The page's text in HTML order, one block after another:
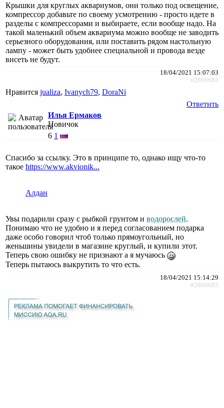
Крышки для круглых аквариумов, они только под освещение,
компрессор добавьте по своему усмотрению - просто идете в
разделы с компрессорами и выбираете, если вообще надо. На
такой маленький объем аквариума можно вообще не заводить
серьезного оборудования, или поставить рядом настольную
лампу - может быть удобнее специальной и провода везде
висеть не будут.
18/04/2021 15:07:03
#2896683
Нравится jualiza, Ivanych79, DoraNi
Ответить
Илья Ермаков
Новичок
6 1
Спасибо за ссылку. Это в принципе то, однако ищу что-то
такое https://www.akvionik...
Алдан
Увы подарили сразу с рыбкой грунтом и водорослей.
Понимаю что не удобно и я перед согласованием подарка
даже особо говорил чтоб только прямоугольный, но
женьшины увидели в магазине круглый, и купили этот.
Теперь свою ошибку не признают а я мучаюсь
Теперь пытаюсь выкрутить то что есть.
18/04/2021 15:14:29
#2896685